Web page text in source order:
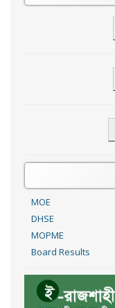
MOE
DHSE
MOPME
Board Results